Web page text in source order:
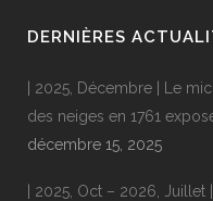
DERNIÈRES
| 2025, Décembre | Le
des neiges en 1761
décembre 15, 2025
| 2025, Oct – 2026, Juillet